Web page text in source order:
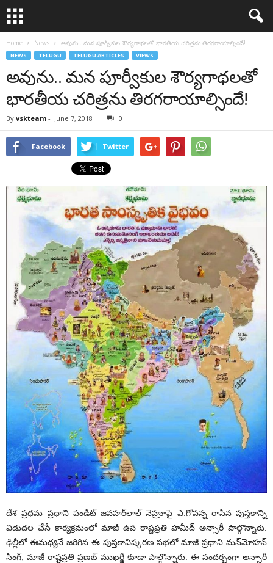
Home News అవును.. మన పూర్వీకుల శౌర్యగాథలతో భారతీయ చరిత్రను తిరగరాయాల్సిందే!
NEWS TELUGU TELUGU ARTICLES VIEWS
అవును.. మన పూర్వీకుల శౌర్యగాథలతో
భారతీయ చరిత్రను తిరగరాయాల్సిందే!
By vskteam - June 7, 2018 0
Facebook Twitter
దేశ ప్రథమ ప్రధాని పండిట్ జవహర్‌లాల్ నెహ్రూపై ఎ.గోపన్న రాసిన పుస్తకాన్ని
విడుదల చేసే కార్యక్రమంలో మాజీ ఉప రాష్టప్రతి హమీద్ అన్సారీ పాల్గొన్నారు.
ఢిల్లీలో ఈమధ్యనే జరిగిన ఈ పుస్తకావిష్కరణ సభలో మాజీ ప్రధాని మన్‌మోహన్
సింగ్, మాజీ రాష్టప్రతి ప్రణబ్ ముఖర్జీ కూడా పాల్గొన్నారు. ఈ సందర్భంగా అన్సారీ